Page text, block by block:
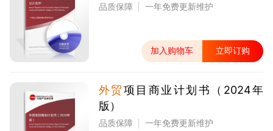
品质保障 一年免费更新维护
加入购物车 立即订购
外贸项目商业计划书（2024年
版）
品质保障 一年免费更新维护